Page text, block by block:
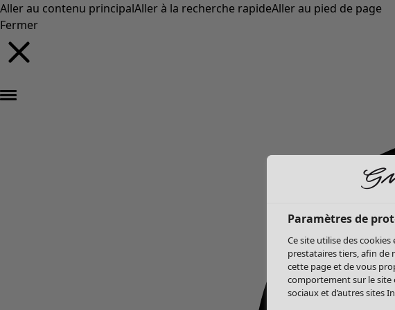
Aller au contenu principalAller à la recherche rapideAller au pied de page
Fermer
Paramètres de
Ce site utilise des
prestataires tiers, afin de
cette page et de vous
comportement sur le site
sociaux et d’autres sites